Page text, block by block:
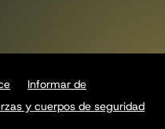
Informar de
y cuerpos de seguridad